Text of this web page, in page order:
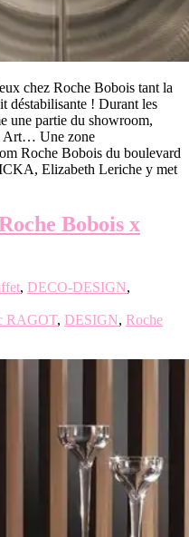
chez Roche Bobois tant la
déstabilisante ! Durant les
une partie du showroom,
Art… Une zone
Roche Bobois du boulevard
Elizabeth Leriche y met
Bobois x
, DECO-DESIGN,
RAGOT, DESIGN, Roche